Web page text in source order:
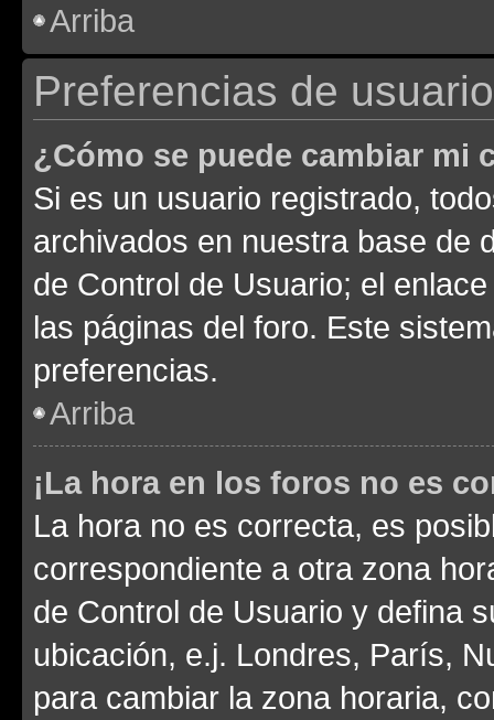
Arriba
Preferencias de
¿Cómo se puede cambiar mi
Si es un usuario registrado,
archivados en nuestra base de
de Control de Usuario; el
las páginas del foro. Este
preferencias.
Arriba
¡La hora en los foros no es
La hora no es correcta, es
correspondiente a otra zona
de Control de Usuario y defina
ubicación, e.j. Londres, París,
para cambiar la zona horaria,